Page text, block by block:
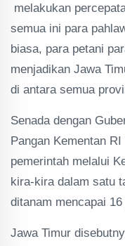
melakukan
semua ini para
biasa, para petani
menjadikan Jawa
di antara semua
Senada dengan
Pangan Kementan
pemerintah melalui
kira-kira dalam satu
ditanam mencapai
Jawa Timur